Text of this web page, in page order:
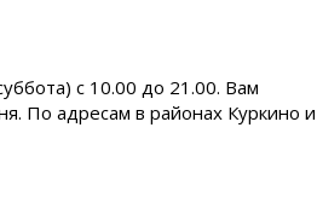
с 10.00 до 21.00. Вам
По адресам в районах Куркино и